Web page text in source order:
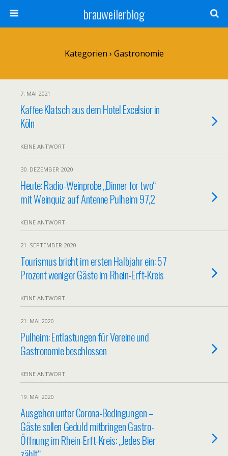
brauweilerblog
Kategorien › Gastronomie
7. MAI 2021
Kaffee Klatsch aus dem Hotel Excelsior in
Köln
KEINE ANTWORT
30. DEZEMBER 2020
Heute: Radio-Weinprobe „Dinner for two“
mit Weinquiz auf Antenne Pulheim 97,2
KEINE ANTWORT
21. SEPTEMBER 2020
Tourismus bricht im ersten Halbjahr ein: 57
Prozent weniger Gäste im Rhein-Erft-Kreis
KEINE ANTWORT
21. MAI 2020
Pulheim: Entlastungen für Vereine und
Gastronomie beschlossen
KEINE ANTWORT
19. MAI 2020
Ausgehen unter Corona-Bedingungen –
Gäste sollen Geduld mitbringen Gastro-
Öffnung im Rhein-Erft-Kreis: „Jedes Bier